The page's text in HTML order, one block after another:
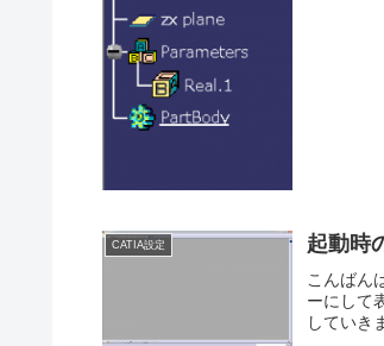
CATIA設定 起動時
こんばん
ーにして
していき